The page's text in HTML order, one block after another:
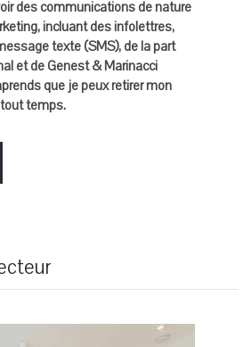
des communications de nature
incluant des infolettres,
texte (SMS), de la part
et de Genest & Marinacci
que je peux retirer mon
temps.